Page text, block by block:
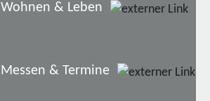
Wohnen & Leben
Messen & Termine